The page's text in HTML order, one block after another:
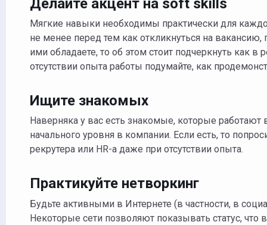
Делайте акцент на soft skills
Мягкие навыки необходимы практически для
не менее перед тем как откликнуться на
ими обладаете, то об этом стоит подчеркнуть как
отсутствии опыта работы подумайте, как
Ищите знакомых
Наверняка у вас есть знакомые, которые работают
начального уровня в компании. Если есть, то
рекрутера или HR-а даже при отсутствии опыта.
Практикуйте нетворкинг
Будьте активными в Интернете (в частности, в
Некоторые сети позволяют показывать статус,